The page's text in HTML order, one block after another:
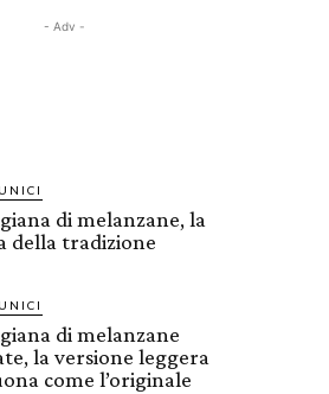
- Adv -
di melanzane, la
della tradizione
di melanzane
la versione leggera
come l’originale